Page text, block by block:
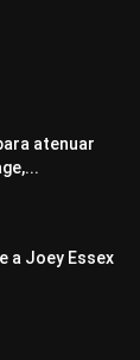
atenuar
a Joey Essex